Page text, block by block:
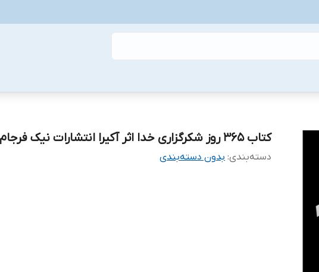
کتاب 365 روز شکرگزاری خدا اثر آکیرا انتشارات نیک فرجام
دسته‌بندی: بدون دسته‌بندی